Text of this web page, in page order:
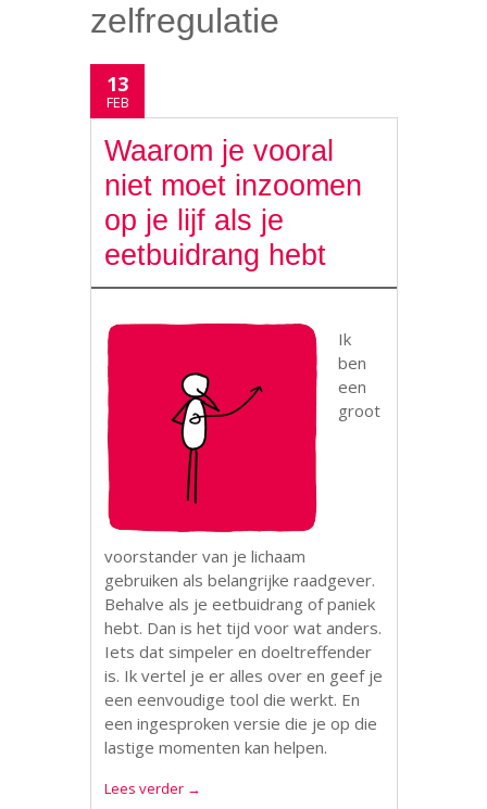
zelfregulatie
13
FEB
Waarom je vooral
niet moet inzoomen
op je lijf als je
eetbuidrang hebt
Ik
ben
een
groot
voorstander van je lichaam
gebruiken als belangrijke raadgever.
Behalve als je eetbuidrang of paniek
hebt. Dan is het tijd voor wat anders.
Iets dat simpeler en doeltreffender
is. Ik vertel je er alles over en geef je
een eenvoudige tool die werkt. En
een ingesproken versie die je op die
lastige momenten kan helpen.
Lees verder →